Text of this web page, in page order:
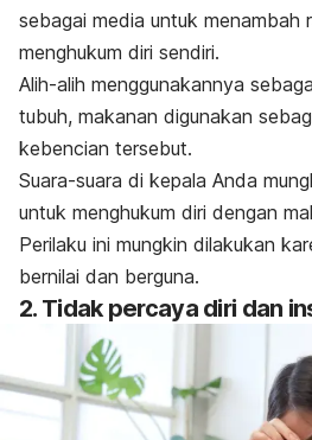
sebagai media untuk menambah
menghukum diri sendiri.
Alih-alih menggunakannya
tubuh, makanan digunakan
kebencian tersebut.
Suara-suara di kepala Anda
untuk menghukum diri dengan
Perilaku ini mungkin dilakukan
bernilai dan berguna.
2. Tidak percaya diri dan